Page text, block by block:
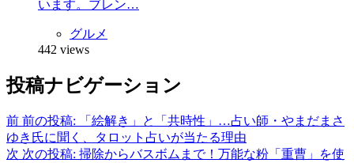
います。ブレン…
グルメ
442 views
投稿ナビゲーション
前 前の投稿:
「絵解き」と「共時性」…占い師・やまだまさ
ゆき氏に聞く、タロット占いが当たる理由
次 次の投稿: 掃除からバスボムまで！万能な粉「重曹」を使